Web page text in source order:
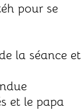
pour se
la séance et
et le papa